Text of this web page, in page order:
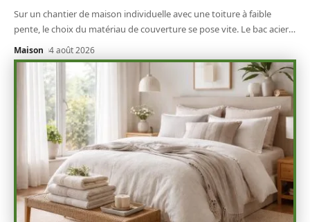
Sur un chantier de maison individuelle avec une toiture à faible
pente, le choix du matériau de couverture se pose vite. Le bac acier…
Maison 4 août 2026